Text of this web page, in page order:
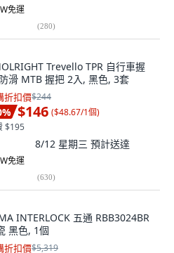
免運
(280)
Trevello TPR 自行車握
滑 MTB 握把 2入, 黑色, 3套
折扣價$244
% $146 ($48.67/1個)
$195
8/12 星期三 預計送達
免運
(630)
INTERLOCK 五通 RBB3024BR
黑色, 1個
折扣價$5,319